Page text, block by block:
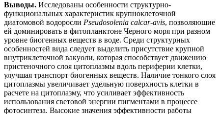
Выводы. Исследованы особенности структурно-
функциональных характеристик крупноклеточной
диатомовой водоросли Pseudosolenia calcar-avis, позволяющие
ей доминировать в фитопланктоне Черного моря при разном
уровне биогенных веществ в воде. Среди структурных
особенностей вида следует выделить присутствие крупной
внутриклеточной вакуоли, которая способствует движению
пристеночного слоя цитоплазмы вдоль периферии клетки,
улучшая транспорт биогенных веществ. Наличие тонкого слоя
цитоплазмы увеличивает удельную поверхность клетки в
расчете на цитоплазму, что усиливает эффективность
использования световой энергии пигментами в процессе
фотосинтеза. Высокие значения эффективности работы